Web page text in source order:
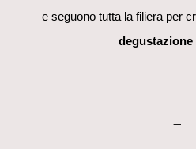
e seguono tutta la filiera per
degustazione
–